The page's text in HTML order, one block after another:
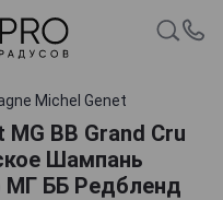
Michel Genet
BB Grand Cru
Шампань
ББ Редбленд